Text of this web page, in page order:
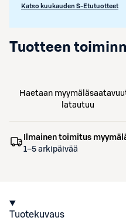
Katso kuukauden S-Etutuotteet
Tuotteen
Haetaan
latautuu
Ilmainen toimitus
1–5 arkipäivää
Tuotekuvaus